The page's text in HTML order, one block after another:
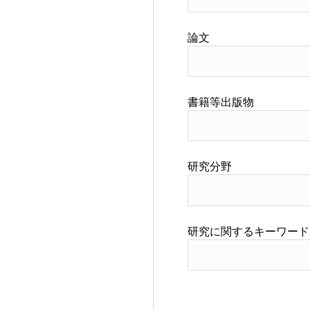
論文
書籍等出版物
研究分野
研究に関するキーワード